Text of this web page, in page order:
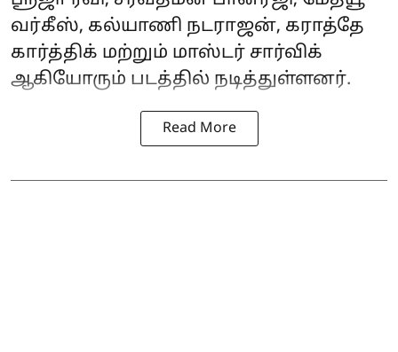
வர்கீஸ், கல்யாணி நடராஜன், கராத்தே
கார்த்திக் மற்றும் மாஸ்டர் சார்விக்
ஆகியோரும் படத்தில் நடித்துள்ளனர்.
Read More